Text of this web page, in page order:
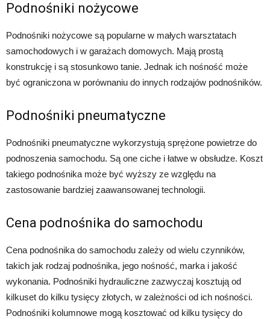
Podnośniki nożycowe
Podnośniki nożycowe są popularne w małych warsztatach
samochodowych i w garażach domowych. Mają prostą
konstrukcję i są stosunkowo tanie. Jednak ich nośność może
być ograniczona w porównaniu do innych rodzajów podnośników.
Podnośniki pneumatyczne
Podnośniki pneumatyczne wykorzystują sprężone powietrze do
podnoszenia samochodu. Są one ciche i łatwe w obsłudze. Koszt
takiego podnośnika może być wyższy ze względu na
zastosowanie bardziej zaawansowanej technologii.
Cena podnośnika do samochodu
Cena podnośnika do samochodu zależy od wielu czynników,
takich jak rodzaj podnośnika, jego nośność, marka i jakość
wykonania. Podnośniki hydrauliczne zazwyczaj kosztują od
kilkuset do kilku tysięcy złotych, w zależności od ich nośności.
Podnośniki kolumnowe mogą kosztować od kilku tysięcy do